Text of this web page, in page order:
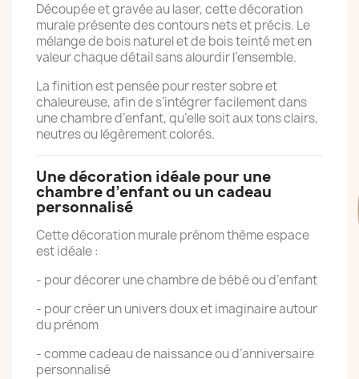
Découpée et gravée au laser, cette décoration
murale présente des contours nets et précis. Le
mélange de bois naturel et de bois teinté met en
valeur chaque détail sans alourdir l’ensemble.
La finition est pensée pour rester sobre et
chaleureuse, afin de s’intégrer facilement dans
une chambre d’enfant, qu’elle soit aux tons clairs,
neutres ou légèrement colorés.
Une décoration idéale pour une
chambre d’enfant ou un cadeau
personnalisé
Cette décoration murale prénom thème espace
est idéale :
- pour décorer une chambre de bébé ou d’enfant
- pour créer un univers doux et imaginaire autour
du prénom
- comme cadeau de naissance ou d’anniversaire
personnalisé